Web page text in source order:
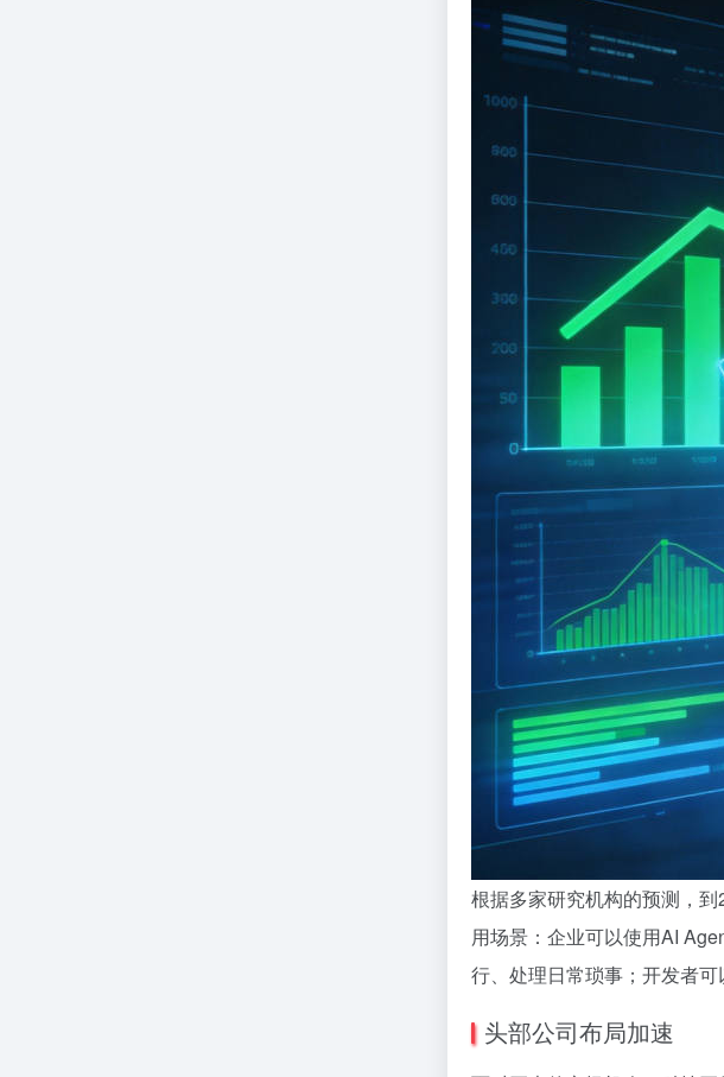
根据多家研究机构的预测，
用场景：企业可以使用AI
行、处理日常琐事；开发者
头部公司布局加速